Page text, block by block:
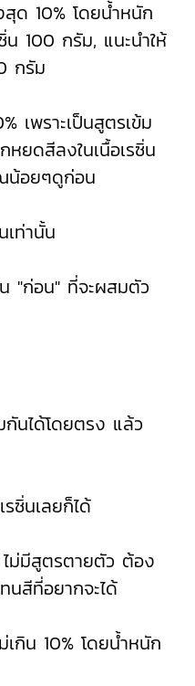
10% โดยน้ำหนัก
น 100 กรัม, แนะนำให้
กรัม
เพราะเป็นสูตรเข้ม
หยดสีลงในเนื้อเรซิ่น
น้อยๆดูก่อน
ท่านั้น
"ก่อน" ที่จะผสมตัว
นได้โดยตรง แล้ว
ซิ่นเลยก็ได้
มีสูตรตายตัว ต้อง
สีที่อยากจะได้
กิน 10% โดยน้ำหนัก